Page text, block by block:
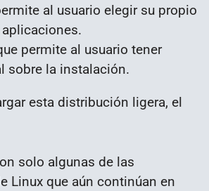
al usuario elegir su propio
permite al usuario tener
sobre la instalación.
esta distribución ligera, el
solo algunas de las
Linux que aún continúan en